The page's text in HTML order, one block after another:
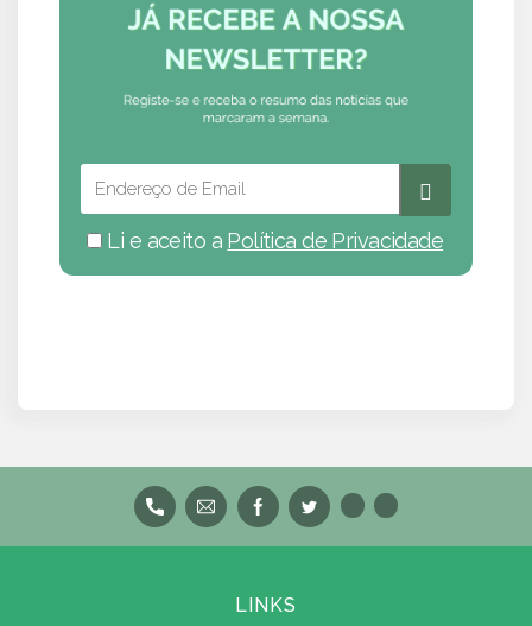
Li e aceito a Política de Privacidade
LINKS